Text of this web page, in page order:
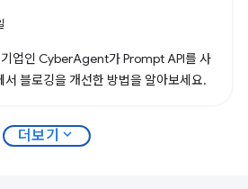
기업인 CyberAgent가 Prompt API를 사
블로깅을 개선한 방법을 알아보세요.
더보기 expand_more